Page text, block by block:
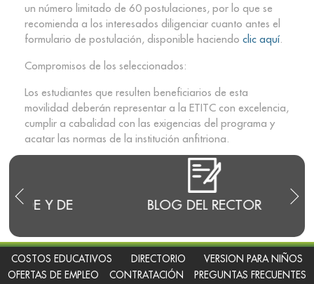
BLOG DEL RECTOR
un número limitado de 60 postulaciones, por lo que se
recomienda a los interesados diligenciar cuanto antes el
formulario de postulación, disponible haciendo clic aquí.
Compromisos de los seleccionados:
Los estudiantes que resulten beneficiarios de esta
movilidad deberán representar a la ETITC con excelencia,
cumplir a cabalidad con las exigencias del programa y
acatar las normas de la institución anfitriona.
COSTOS EDUCATIVOS DIRECTORIO
VERSION PARA NIÑOS
OFERTAS DE EMPLEO
CONTRATACIÓN
PREGUNTAS FRECUENTES